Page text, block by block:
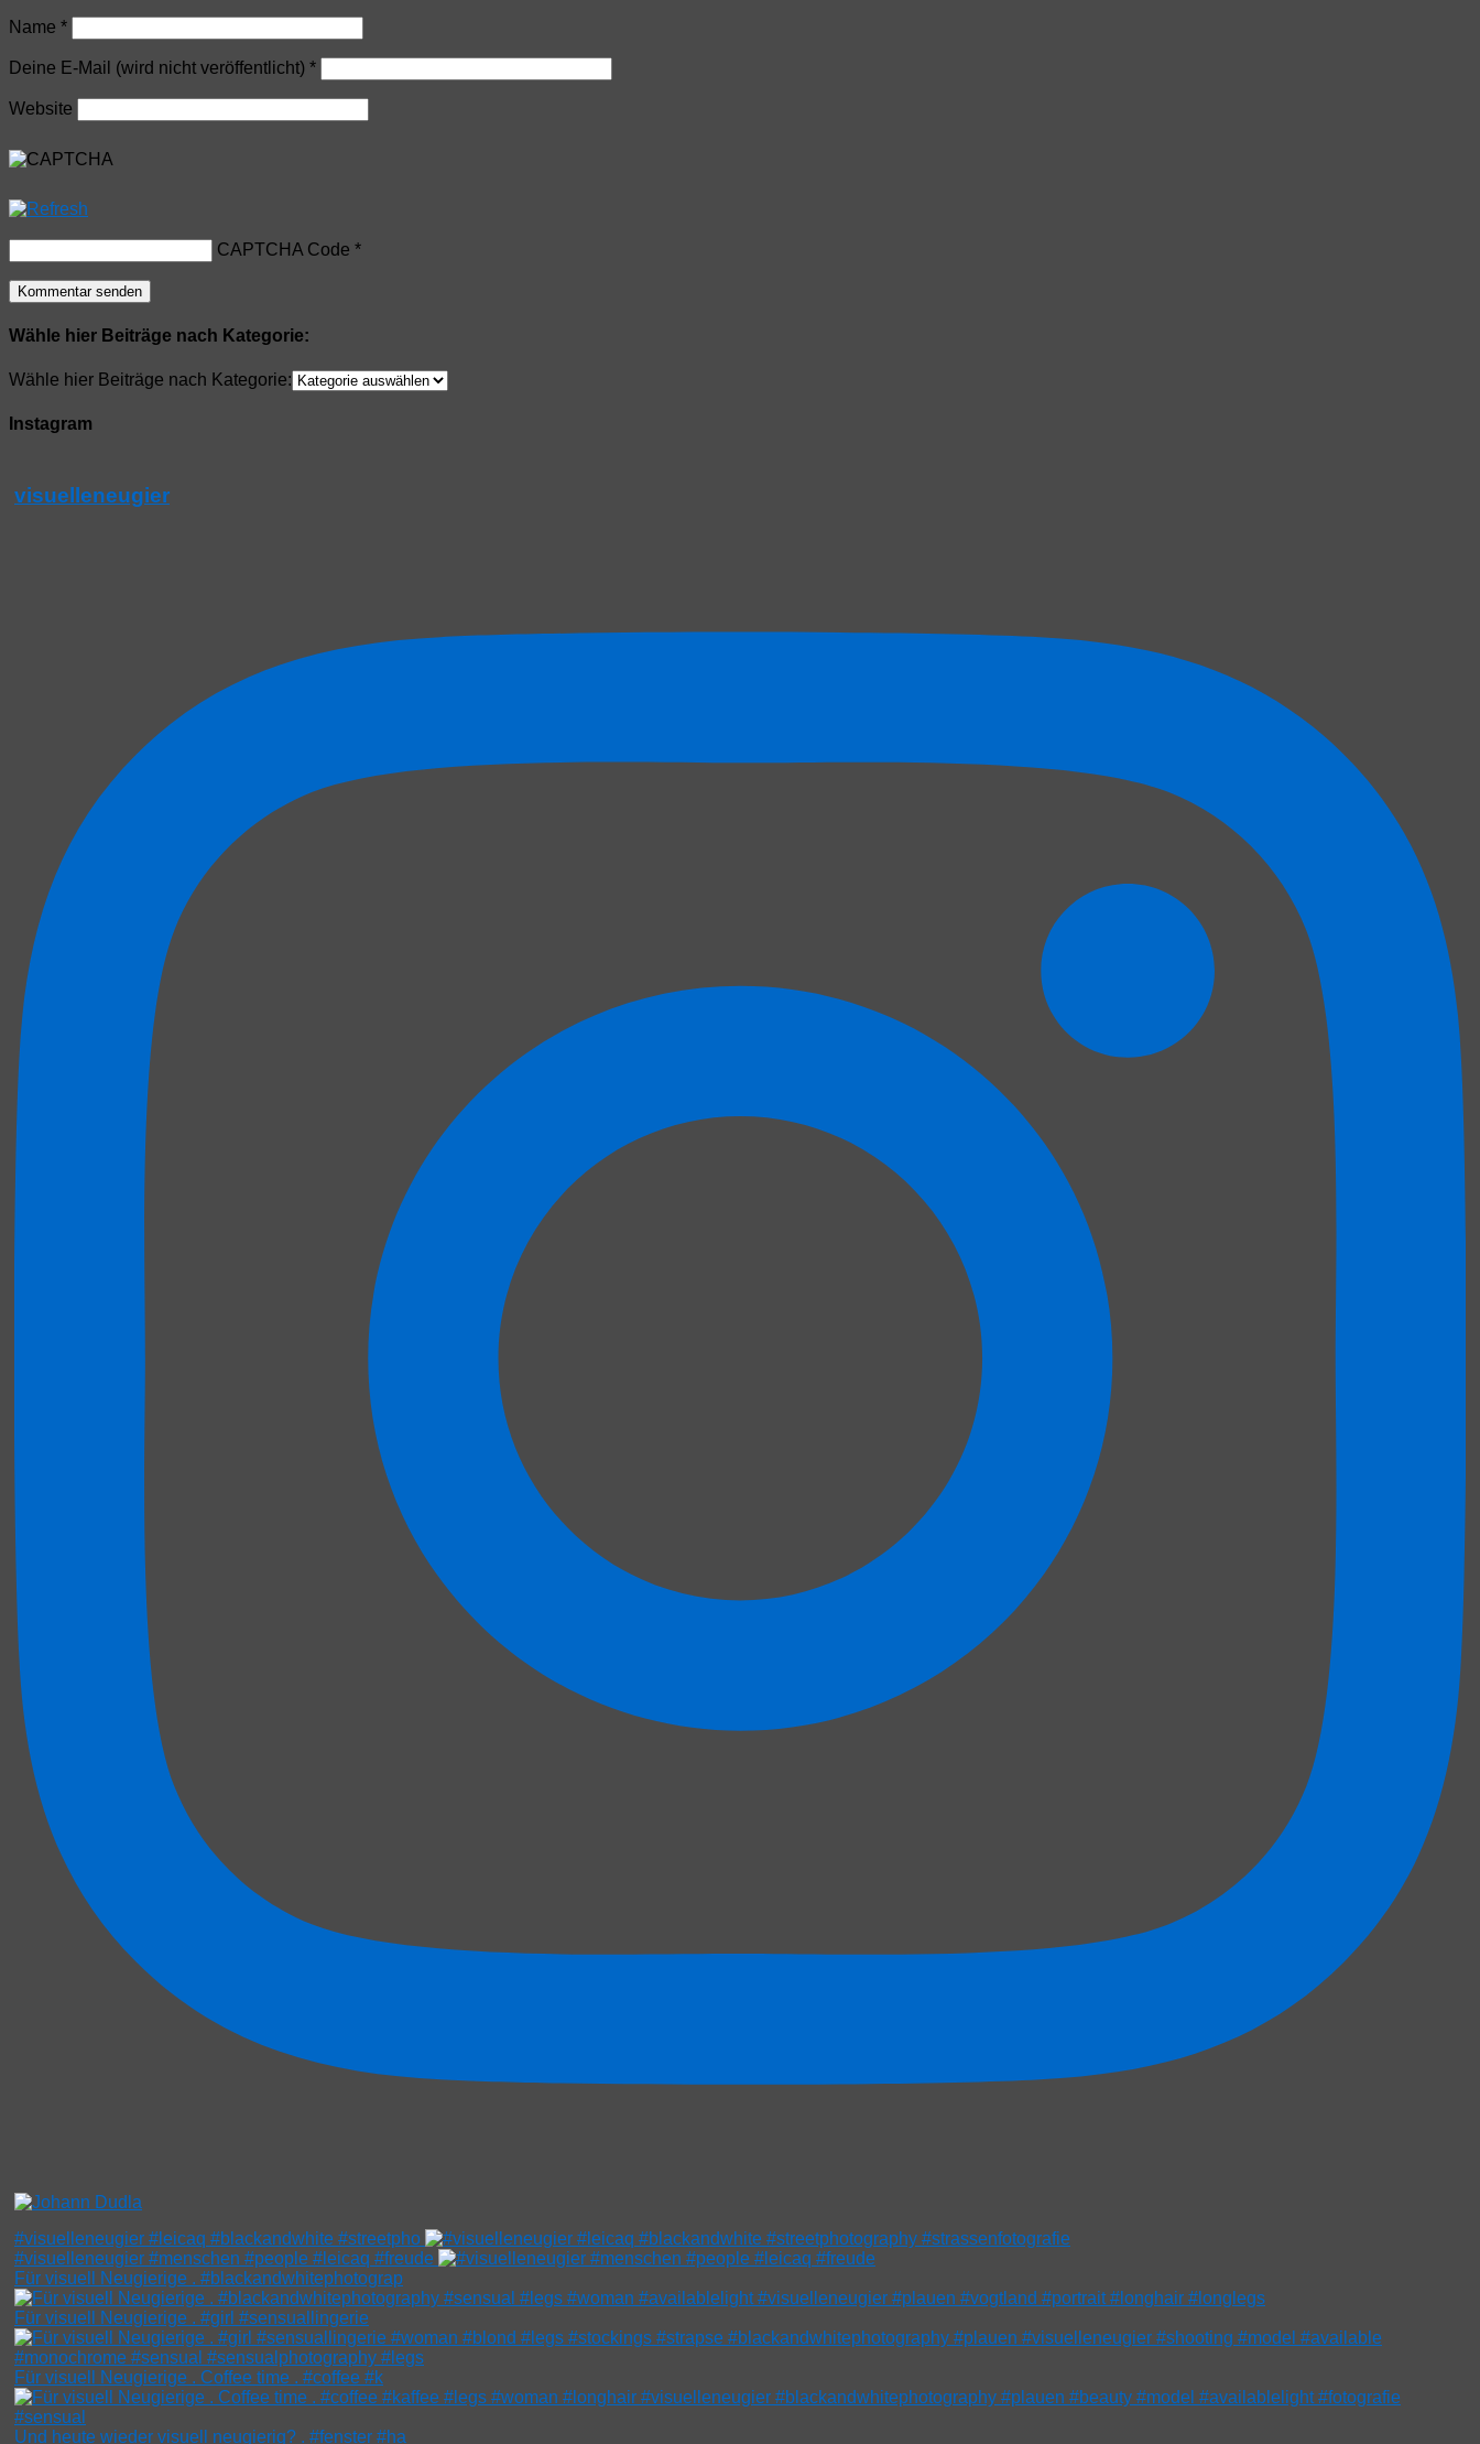
Name *
Deine E-Mail (wird nicht veröffentlicht) *
Website
CAPTCHA Code *
Wähle hier Beiträge nach Kategorie:
Wähle hier Beiträge nach Kategorie:
Instagram
visuelleneugier
#visuelleneugier #leicaq #blackandwhite #streetpho
#visuelleneugier #menschen #people #leicaq #freude
Für visuell Neugierige . #blackandwhitephotograp
Für visuell Neugierige . #girl #sensuallingerie
Für visuell Neugierige . Coffee time . #coffee #k
Und heute wieder visuell neugierig? . #fenster #ha